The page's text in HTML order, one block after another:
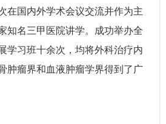
在国内外学术会议交流并作为主
知名三甲医院讲学。成功举办全
学习班十余次，均将外科治疗内
肿瘤界和血液肿瘤学界得到了广